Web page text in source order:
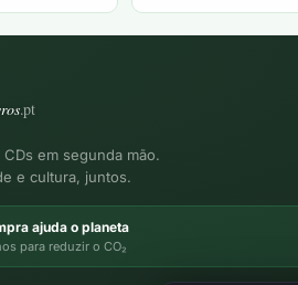
CDs em segunda mão.
e cultura, juntos.
ajuda o planeta
para reduzir o CO₂